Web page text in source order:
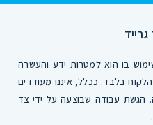
בו הוא למטרות ידע והעשרה
בלבד. ככלל, איננו מעודדים
הגשת עבודה שבוצעה על ידי צד